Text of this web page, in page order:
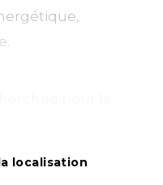
piscine,
de santé,
localisation